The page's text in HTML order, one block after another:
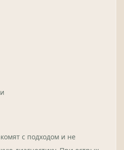
с подходом и не